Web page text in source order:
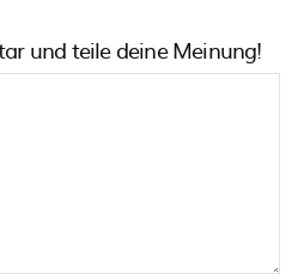
und teile deine Meinung!